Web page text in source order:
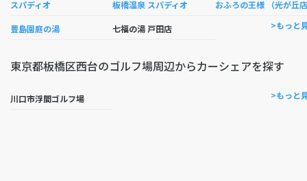
スパディオ 板橋温泉 スパディオ おふろの王様 （光が丘
豊島園庭の湯 七福の湯 戸田店 >もっと
東京都板橋区西台のゴルフ場周辺からカーシェアを探す
川口市浮間ゴルフ場 >もっと